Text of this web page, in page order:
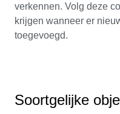
verkennen. Volg deze
krijgen wanneer er
toegevoegd.
Soortgelijke